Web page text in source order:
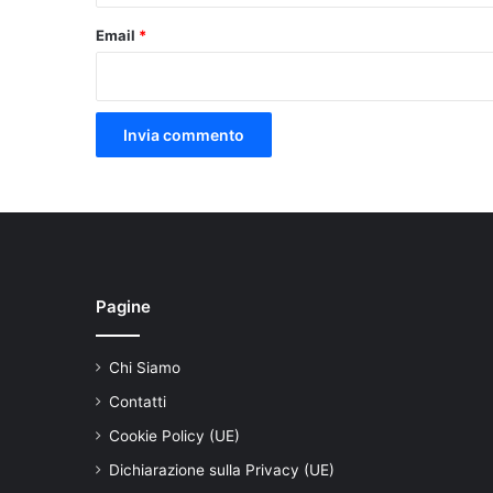
Email *
Pagine
Chi Siamo
Contatti
Cookie Policy (UE)
Dichiarazione sulla Privacy (UE)